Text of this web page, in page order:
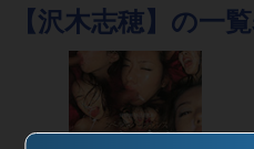
【沢木志穂】の一